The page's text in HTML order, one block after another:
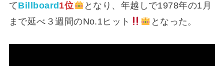
てBillboard 1位
となり、年越しで1978年の1月
まで延べ３週間のNo.1ヒット
となった。